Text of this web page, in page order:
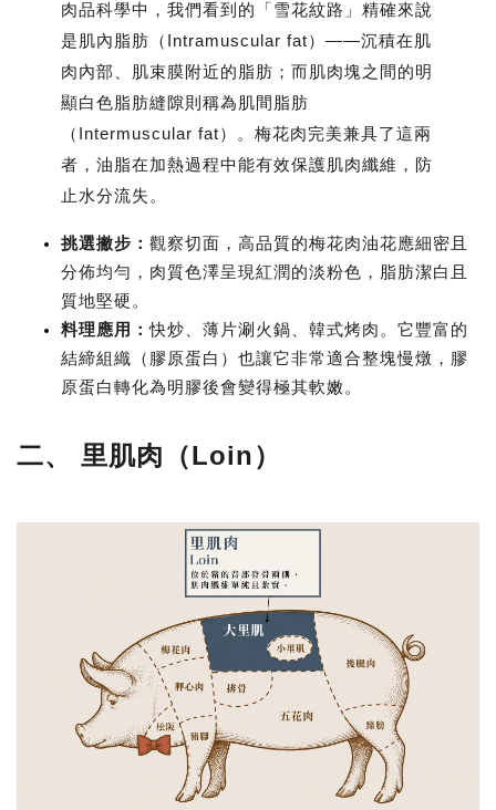
肉品科學中，我們看到的「雪花紋路」精確來說
是 肌內脂肪（Intramuscular fat） ——沉積在肌
肉內部、肌束膜附近的脂肪；而肌肉塊之間的明
顯白色脂肪縫隙則稱為 肌間脂肪
（Intermuscular fat）
。梅花肉完美兼具了這兩
者，油脂在加熱過程中能有效保護肌肉纖維，防
止水分流失。
挑選撇步 ： 觀察切面，高品質的梅花肉油花應細密且
分佈均勻，肉質色澤呈現紅潤的淡粉色，脂肪潔白且
質地堅硬。
料理應用 ：快炒、薄片涮火鍋、韓式烤肉。它豐富的
結締組織（膠原蛋白）也讓它非常適合整塊慢燉，膠
原蛋白轉化為明膠後會變得極其軟嫩。
二、 里肌肉（Loin）